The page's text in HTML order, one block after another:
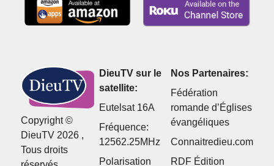
Copyright ©
DieuTV 2026 ,
Tous droits
DieuTV sur le
satellite:
Eutelsat 16A
Fréquence:
12562.25MHz
Polarisation
Nos Partenaires:
Fédération
romande d’Églises
évangéliques
Connaitredieu.com
RDF Édition